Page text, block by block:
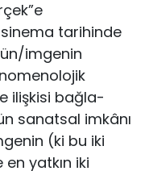
tarihin­de
imgenin
ilişkisi bağla­
sanatsal imkânı
(ki bu iki
yat­kın iki